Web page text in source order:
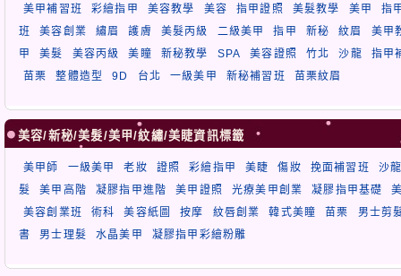
美甲補習班 彩繪指甲 美容教學 美容 指甲證照 美髮教學 美甲
指
班
美容創業 繡眉 護膚 美髮丙級 二級美甲 指甲 新秘 紋眉
美甲
甲
美髮 美容丙級 美瞳 新秘教學 SPA 美容證照 竹北 沙龍
指甲
苗栗
整體造型 9D 台北 一級美甲 新秘補習班 苗栗紋眉
美容/新秘/美髮/美甲/紋繡/美睫資訊標籤
美甲師 一級美甲 老妝 證照 彩繪指甲 美睫 傷妝 挽面補習班
沙
髮
美甲高階 凝膠指甲進階 美甲證照 光療美甲創業 凝膠指甲基礎
美容創業班
術科 美容紙圖 按摩 紋唇創業 韓式美瞳 苗栗
男士剪
書
男士理髮 水晶美甲 凝膠指甲彩繪粉雕